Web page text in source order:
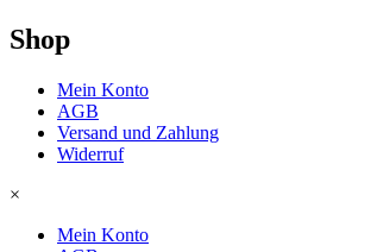
Shop
Mein Konto
AGB
Versand und Zahlung
Widerruf
×
Mein Konto